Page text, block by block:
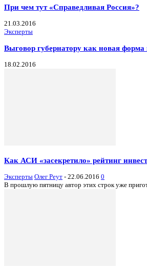
При чем тут «Справедливая Россия»?
21.03.2016
Эксперты
Выговор губернатору как новая
18.02.2016
Как АСИ «засекретило» рейтинг
Эксперты Олег Реут - 22.06.2016 0
В прошлую пятницу автор этих строк уже